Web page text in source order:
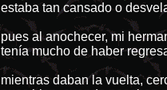
estaba tan cansado o
pues al anochecer, mi
tenía mucho de haber
mientras daban la vuelta,